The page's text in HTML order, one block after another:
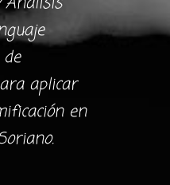
aplicar
en